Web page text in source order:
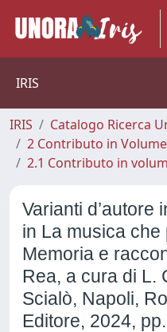
IRIS
IRIS
Catalogo Ricerca
2 Contributo in Volume
2.1 Contributo in
Varianti d’autore
in La musica
Memoria e
Rea, a cura di L.
Scialò, Napoli,
Editore, 2024,